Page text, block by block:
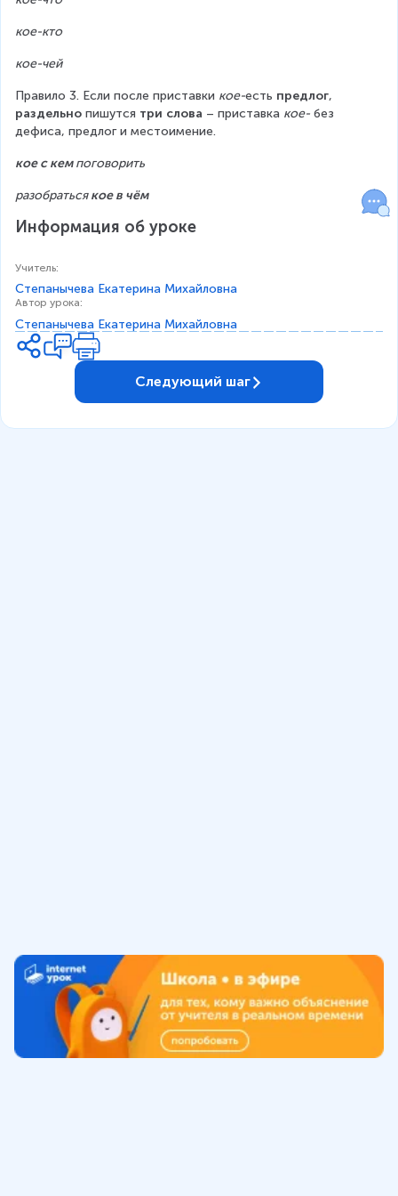
кое-кто
кое-чей
Правило 3. Если после приставки кое-есть предлог,
раздельно пишутся три слова – приставка кое- без
дефиса, предлог и местоимение.
кое с кем поговорить
разобраться кое в чём
Информация об уроке
Учитель:
Степанычева Екатерина Михайловна
Автор урока:
Степанычева Екатерина Михайловна
Следующий шаг